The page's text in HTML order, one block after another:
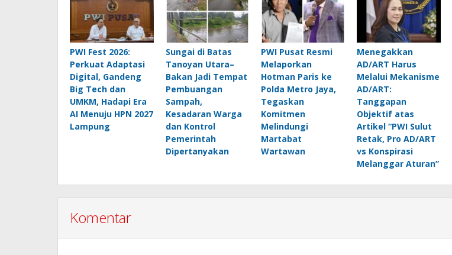
PWI Fest 2026:
Perkuat Adaptasi
Digital, Gandeng
Big Tech dan
UMKM, Hadapi Era
AI Menuju HPN 2027
Lampung
Sungai di Batas
Tanoyan Utara–
Bakan Jadi Tempat
Pembuangan
Sampah,
Kesadaran Warga
dan Kontrol
Pemerintah
Dipertanyakan
PWI Pusat Resmi
Melaporkan
Hotman Paris ke
Polda Metro Jaya,
Tegaskan
Komitmen
Melindungi
Martabat
Wartawan
Menegakkan
AD/ART Harus
Melalui Mekanisme
AD/ART:
Tanggapan
Objektif atas
Artikel “PWI Sulut
Retak, Pro AD/ART
vs Konspirasi
Melanggar Aturan”
Komentar